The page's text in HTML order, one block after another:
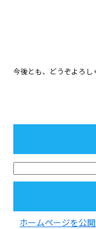
今後とも、どうぞよろし
ホームページを公